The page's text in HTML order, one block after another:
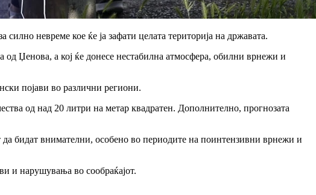
невреме кое ќе ја зафати целата територија на државата.
од Џенова, а кој ќе донесе нестабилна атмосфера, обилни врнежи и
појави во различни региони.
од над 20 литри на метар квадратен. Дополнително, прогнозата
да бидат внимателни, особено во периодите на поинтензивни врнежи и
и нарушувања во сообраќајот.